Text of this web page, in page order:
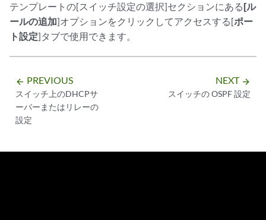
テンプレートの[スイッチ設定の選択]セクションにある[ル
ールの追加]オプションをクリックしてアクセスする[ポー
ト設定]タブで使用できます。
arrow_backward PREVIOUS
スイッチ上のDHCPサ
ーバーまたはリレーの
設定
NEXT arrow_forward
スイッチの OSPF 設定